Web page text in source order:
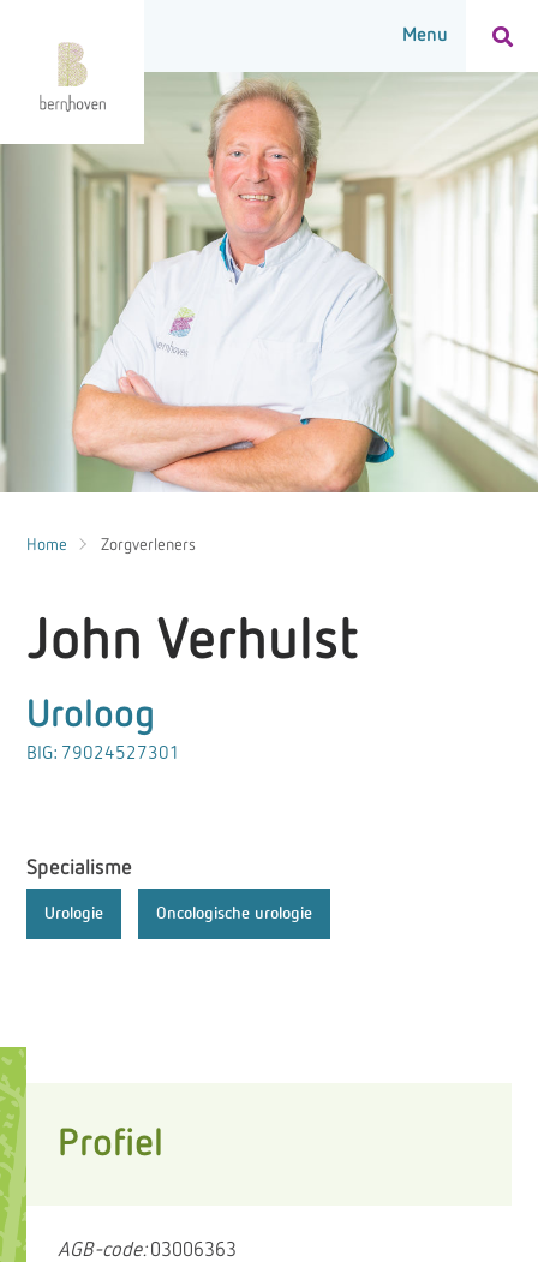
Home Zorgverleners
John Verhulst
Uroloog
BIG: 79024527301
Specialisme
Urologie Oncologische urologie
Profiel
AGB-code:03006363